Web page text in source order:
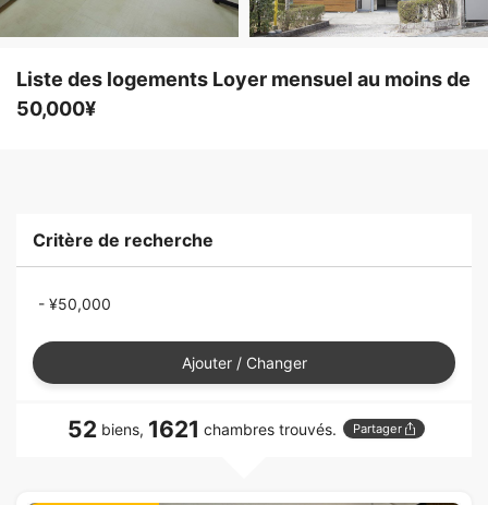
Liste des logements Loyer mensuel au moins de
50,000¥
Critère de recherche
- ¥50,000
Ajouter / Changer
52 biens, 1621 chambres trouvés. Partager